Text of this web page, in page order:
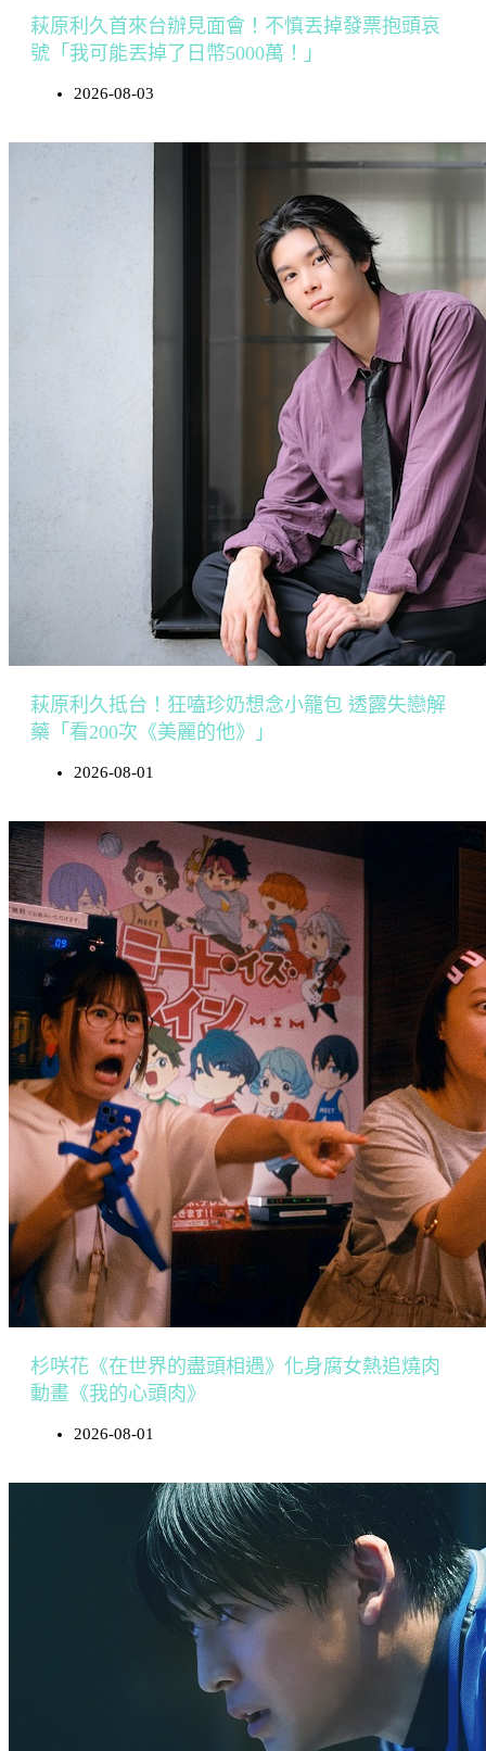
萩原利久首來台辦見面會！不慎丟掉發票抱頭哀
號「我可能丟掉了日幣5000萬！」
2026-08-03
萩原利久抵台！狂嗑珍奶想念小籠包 透露失戀解
藥「看200次《美麗的他》」
2026-08-01
杉咲花《在世界的盡頭相遇》化身腐女熱追燒肉
動畫《我的心頭肉》
2026-08-01